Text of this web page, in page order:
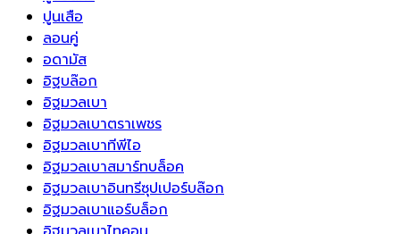
ปูนเสือ
ลอนคู่
อดามัส
อิฐบล๊อก
อิฐมวลเบา
อิฐมวลเบาตราเพชร
อิฐมวลเบาทีพีไอ
อิฐมวลเบาสมาร์ทบล็อค
อิฐมวลเบาอินทรีซุปเปอร์บล๊อก
อิฐมวลเบาแอร์บล็อก